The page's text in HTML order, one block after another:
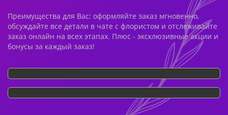
Преимущества для Вас: оформляйте заказ мгновенно,
обсуждайте все детали в чате с флористом и отслеживайте
заказ онлайн на всех этапах. Плюс - эксклюзивные акции и
бонусы за каждый заказ!